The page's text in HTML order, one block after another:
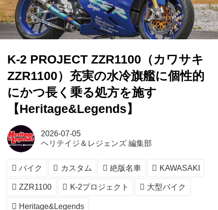
K-2 PROJECT ZZR1100（カワサキ
ZZR1100）充実の水冷旗艦に個性的
にかつ長く乗る処方を施す
【Heritage&Legends】
2026-07-05
ヘリテイジ＆レジェンズ 編集部
バイク カスタム 絶版名車 KAWASAKI
ZZR1100 K-2プロジェクト 大型バイク
Heritage&Legends